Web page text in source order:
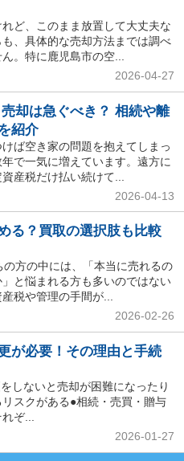
ど、このまま放置して大丈夫な
、具体的な売却方法までは調べ
。特に鹿児島市の空...
2026-04-27
却は急ぐべき？ 相続や離
紹介
ば空き家の問題を抱えてしまっ
で一気に増えています。遠方に
産税だけ払い続けて...
2026-04-13
る？買取の選択肢も比較
方の中には、「本当に売れるの
と悩まれる方も多いのではない
税や管理の手間が...
2026-02-26
が必要！その理由と手続
しないと売却が困難になったり
スクがある●相続・売買・贈与
ぞ...
2026-01-27